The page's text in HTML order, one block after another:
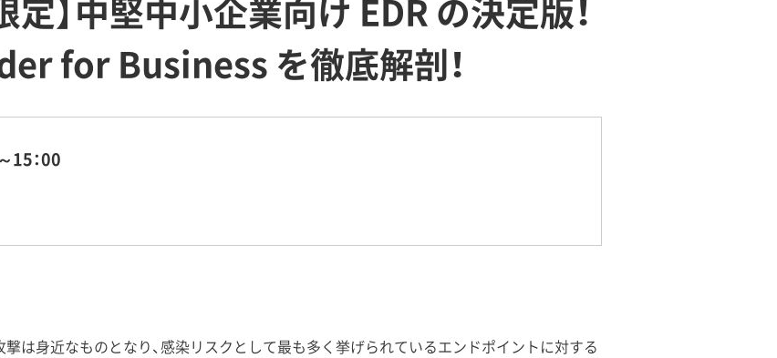
定】中堅中小企業向け EDR の決定版！
for Business を徹底解剖！
15：00
は身近なものとなり、感染リスクとして最も多く挙げられているエンドポイントに対する